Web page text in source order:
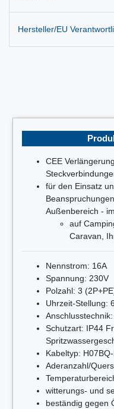
Hersteller/EU
CEE
für den Einsatz
Außenbereich -
auf
Caravan,
Nennstrom: 16A
Spannung: 230V
Polzahl: 3
Uhrzeit-Stellung:
Schutzart: IP44
Kabeltyp:
Aderanzahl/
witterungs- und
beständig gegen